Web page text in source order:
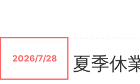
2026/7/28 夏季休